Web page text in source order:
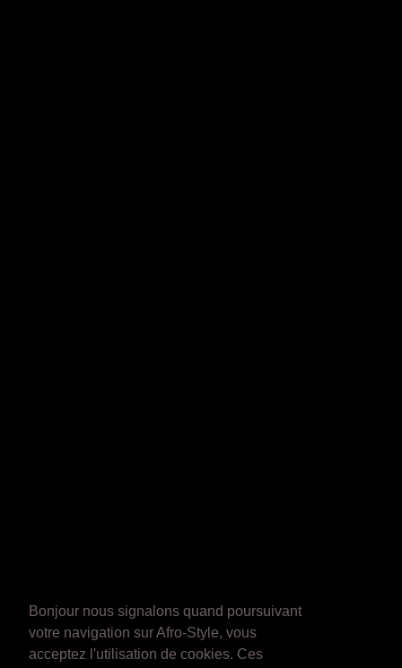
Bonjour nous signalons quand poursuivant
votre navigation sur Afro-Style, vous
acceptez l'utilisation de cookies. Ces